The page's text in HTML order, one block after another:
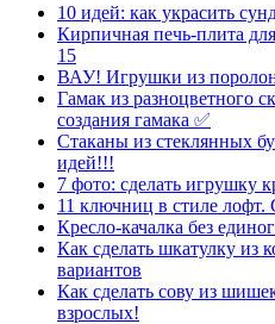
10 идей: как украсить
Кирпичная печь-плита
15
ВАУ! Игрушки из
Гамак из разноцветного
создания гамака ✅
Стаканы из стеклянных
идей!!!
7 фото: сделать игрушку
11 ключниц в стиле лофт.
Кресло-качалка без
Как сделать шкатулку из
вариантов
Как сделать сову из
взрослых!